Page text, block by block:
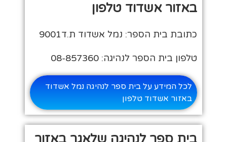
באזור אשדוד טלפון
כתובת בית הספר: נמל אשדוד ת.ד9001
טלפון בית הספר לנהיגה: 08-857360
לכל המידע על בית ספר לנהיגה נמל אשדוד
באזור אשדוד טלפון